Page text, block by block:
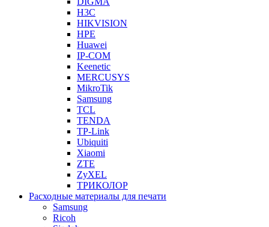
H3C
HIKVISION
HPE
Huawei
IP-COM
Keenetic
MERCUSYS
MikroTik
Samsung
TCL
TENDA
TP-Link
Ubiquiti
Xiaomi
ZTE
ZyXEL
ТРИКОЛОР
Расходные материалы для печати
Samsung
Ricoh